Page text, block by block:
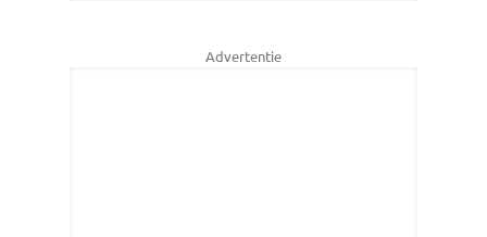
Advertentie